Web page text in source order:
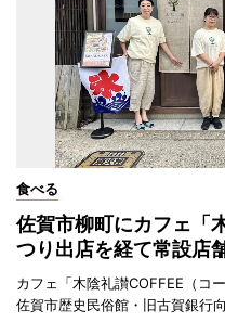
食べる
佐賀市柳町にカフェ「
つり出店を経て常設店
カフェ「木陰礼讃COFFEE（コ
佐賀市歴史民俗館・旧古賀銀行